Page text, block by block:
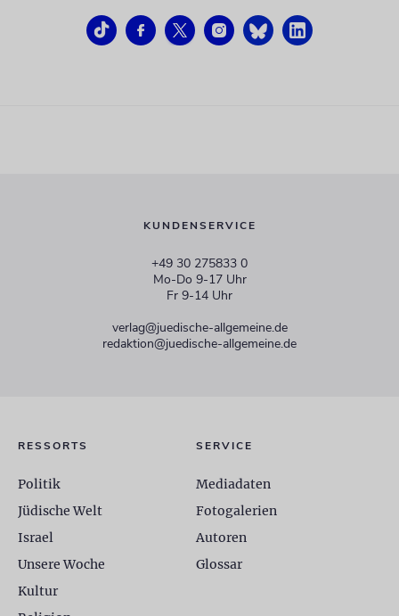
KUNDENSERVICE
+49 30 275833 0
Mo-Do 9-17 Uhr
Fr 9-14 Uhr
verlag@juedische-allgemeine.de
redaktion@juedische-allgemeine.de
RESSORTS
Politik
Jüdische Welt
Israel
Unsere Woche
Kultur
SERVICE
Mediadaten
Fotogalerien
Autoren
Glossar